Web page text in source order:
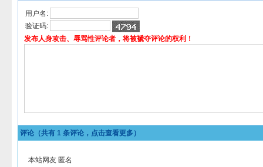
用户名:
验证码:
发布人身攻击、辱骂性评论者，将被褫夺评论的权利！
评论（共有 1 条评论，点击查看更多）
本站网友 匿名